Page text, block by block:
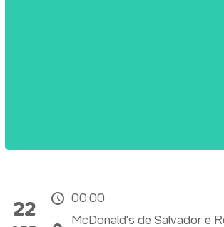
22
00:00
McDonald's de Salvador e